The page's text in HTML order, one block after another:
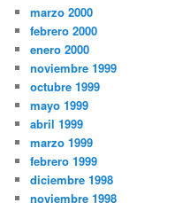
marzo 2000
febrero 2000
enero 2000
noviembre 1999
octubre 1999
mayo 1999
abril 1999
marzo 1999
febrero 1999
diciembre 1998
noviembre 1998